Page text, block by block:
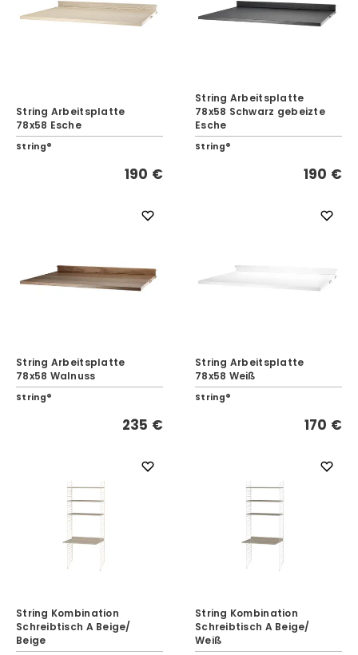
String Arbeitsplatte
78x58 Esche
String®
190 €
String Arbeitsplatte
78x58 Schwarz gebeizte
Esche
String®
190 €
String Arbeitsplatte
78x58 Walnuss
String®
235 €
String Arbeitsplatte
78x58 Weiß
String®
170 €
String Kombination
Schreibtisch A Beige/
Beige
String Kombination
Schreibtisch A Beige/
Weiß